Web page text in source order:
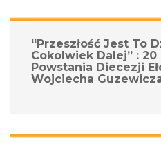
“Przeszłość Jest To
Cokolwiek Dalej” : 20
Powstania Diecezji
Wojciecha